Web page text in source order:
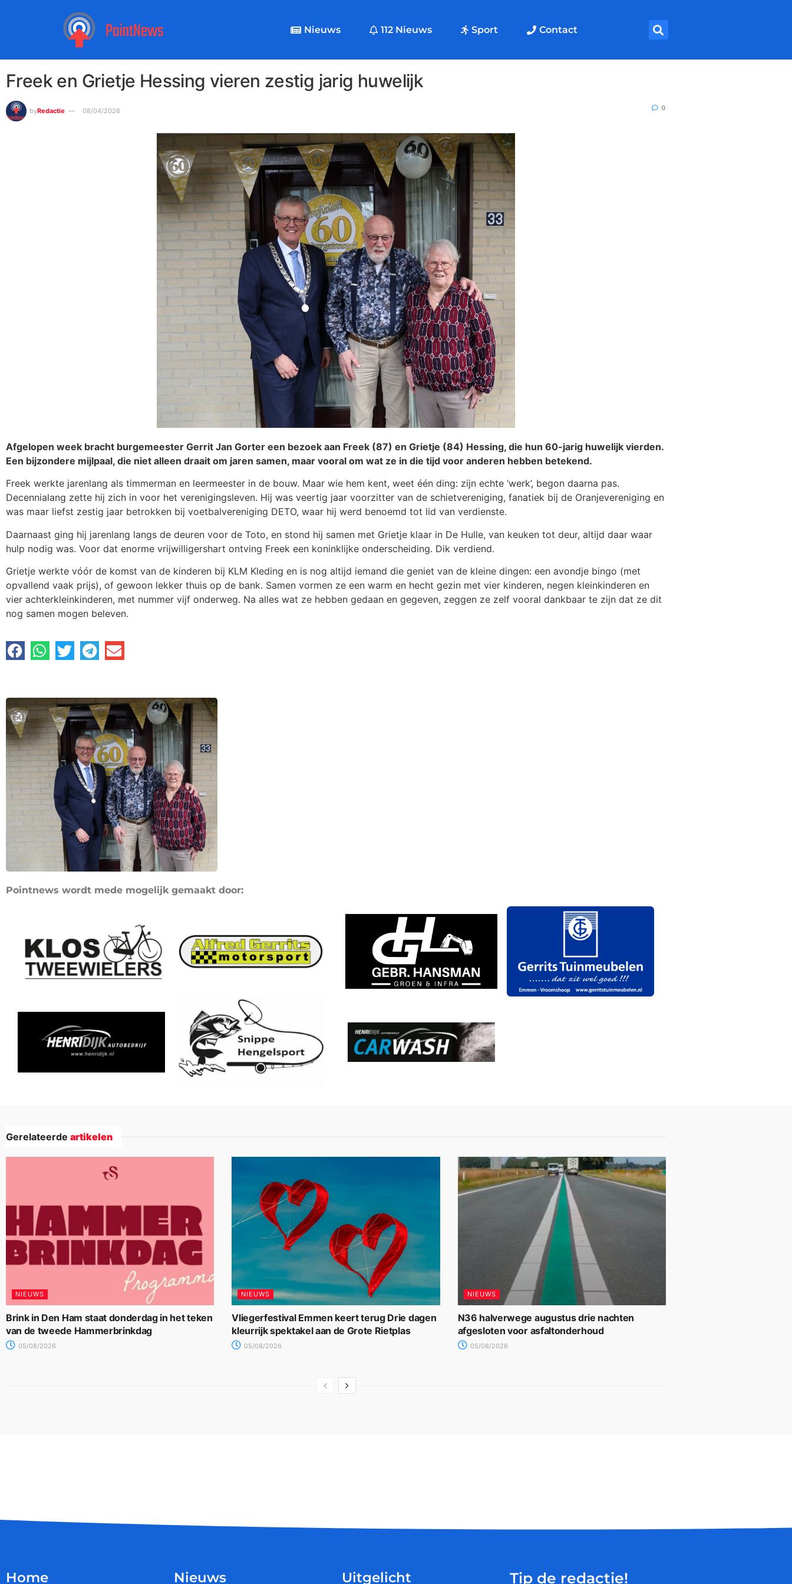
Nieuws 112 Nieuws Sport Contact
Freek en Grietje Hessing vieren zestig jarig huwelijk
byRedactie 08/04/2026 0
Afgelopen week bracht burgemeester Gerrit Jan Gorter een bezoek aan Freek (87) en Grietje (84) Hessing, die hun 60-jarig huwelijk vierden.
Een bijzondere mijlpaal, die niet alleen draait om jaren samen, maar vooral om wat ze in die tijd voor anderen hebben betekend.
Freek werkte jarenlang als timmerman en leermeester in de bouw. Maar wie hem kent, weet één ding: zijn echte ‘werk’, begon daarna pas.
Decennialang zette hij zich in voor het verenigingsleven. Hij was veertig jaar voorzitter van de schietvereniging, fanatiek bij de Oranjevereniging en
was maar liefst zestig jaar betrokken bij voetbalvereniging DETO, waar hij werd benoemd tot lid van verdienste.
Daarnaast ging hij jarenlang langs de deuren voor de Toto, en stond hij samen met Grietje klaar in De Hulle, van keuken tot deur, altijd daar waar
hulp nodig was. Voor dat enorme vrijwilligershart ontving Freek een koninklijke onderscheiding. Dik verdiend.
Grietje werkte vóór de komst van de kinderen bij KLM Kleding en is nog altijd iemand die geniet van de kleine dingen: een avondje bingo (met
opvallend vaak prijs), of gewoon lekker thuis op de bank. Samen vormen ze een warm en hecht gezin met vier kinderen, negen kleinkinderen en
vier achterkleinkinderen, met nummer vijf onderweg. Na alles wat ze hebben gedaan en gegeven, zeggen ze zelf vooral dankbaar te zijn dat ze dit
nog samen mogen beleven.
Pointnews wordt mede mogelijk gemaakt door:
Gerelateerde artikelen
NIEUWS
Brink in Den Ham staat donderdag in het teken
van de tweede Hammerbrinkdag
05/08/2026
NIEUWS
Vliegerfestival Emmen keert terug Drie dagen
kleurrijk spektakel aan de Grote Rietplas
05/08/2026
NIEUWS
N36 halverwege augustus drie nachten
afgesloten voor asfaltonderhoud
05/08/2026
Home Nieuws Uitgelicht Tip de redactie!